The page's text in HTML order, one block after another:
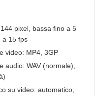
pixel, bassa fino a 5
a 15 fps
video: MP4, 3GP
audio: WAV (normale),
su video: automatico,